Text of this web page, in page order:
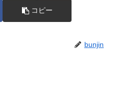
コピー
bunjin